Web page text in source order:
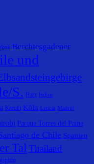
Berchtesgadener
und
S. Harz Italien
Kreuth Köln Leticia Madrid
Parque Torres del Paine
de Chile Spanien
Tal Thailand